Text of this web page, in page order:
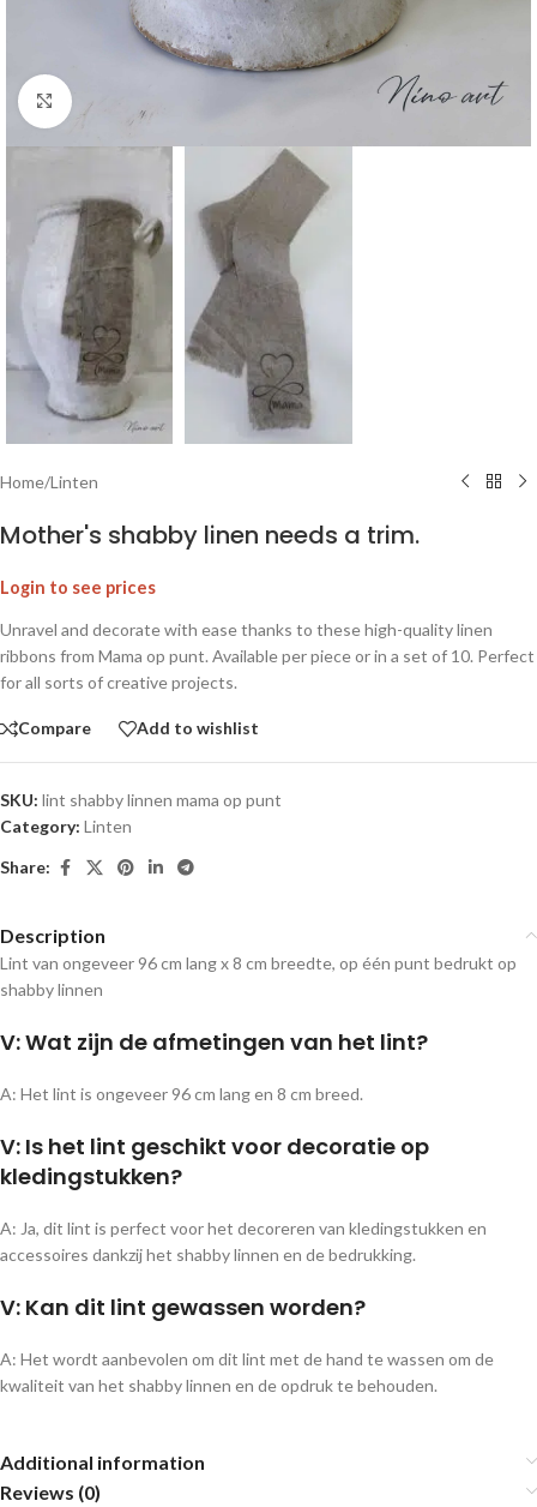
Click to enlarge
Home/Linten
Mother's shabby linen needs a trim.
Login to see prices
Unravel and decorate with ease thanks to these high-quality linen
ribbons from Mama op punt. Available per piece or in a set of 10. Perfect
for all sorts of creative projects.
Compare Add to wishlist
SKU: lint shabby linnen mama op punt
Category: Linten
Share:
Description
Lint van ongeveer 96 cm lang x 8 cm breedte, op één punt bedrukt op
shabby linnen
V: Wat zijn de afmetingen van het lint?
A: Het lint is ongeveer 96 cm lang en 8 cm breed.
V: Is het lint geschikt voor decoratie op
kledingstukken?
A: Ja, dit lint is perfect voor het decoreren van kledingstukken en
accessoires dankzij het shabby linnen en de bedrukking.
V: Kan dit lint gewassen worden?
A: Het wordt aanbevolen om dit lint met de hand te wassen om de
kwaliteit van het shabby linnen en de opdruk te behouden.
Additional information
Reviews (0)